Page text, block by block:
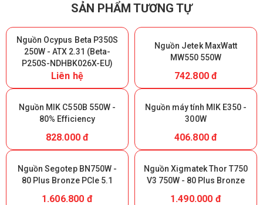
SẢN PHẨM TƯƠNG TỰ
Nguồn Ocypus Beta P350S
250W - ATX 2.31 (Beta-
P250S-NDHBK026X-EU)
Liên hệ
Nguồn Jetek MaxWatt
MW550 550W
742.800 đ
Nguồn MIK C550B 550W -
80% Efficiency
828.000 đ
Nguồn máy tính MIK E350 -
300W
406.800 đ
Nguồn Segotep BN750W -
80 Plus Bronze PCIe 5.1
1.606.800 đ
Nguồn Xigmatek Thor T750
V3 750W - 80 Plus Bronze
1.490.000 đ